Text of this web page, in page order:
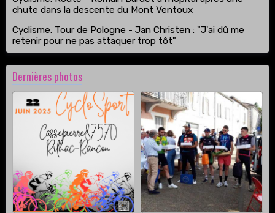
chute dans la descente du Mont Ventoux
Cyclisme. Tour de Pologne - Jan Christen : "J'ai dû me
retenir pour ne pas attaquer trop tôt"
Dernières photos